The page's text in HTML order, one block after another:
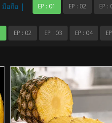
มือถือ | EP : 01 EP : 02 EP :
EP : 02 EP : 03 EP : 04